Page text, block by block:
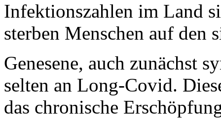
Infektionszahlen im Land
sterben Menschen auf den
Genesene, auch zunächst
selten an Long-Covid.
das chronische